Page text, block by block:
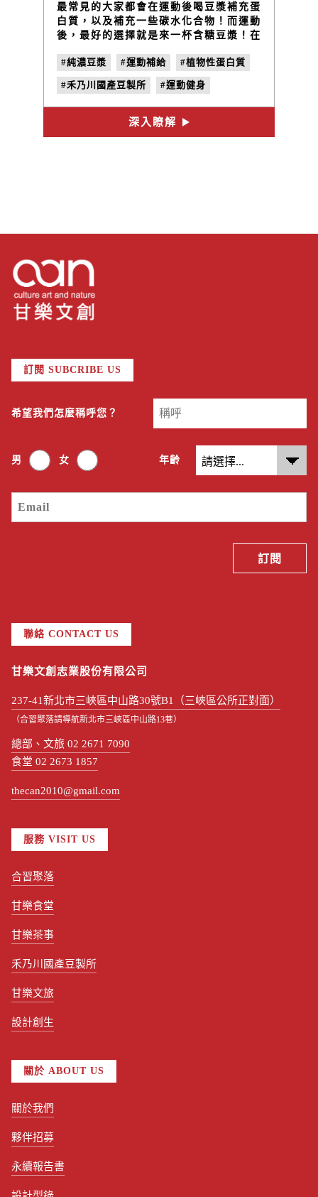
最常見的大家都會在運動後喝豆漿補充蛋
白質，以及補充一些碳水化合物！而運動
後，最好的選擇就是來一杯含糖豆漿！在
有2.6%以上的蛋白質含量，禾乃川的純
濃豆漿則有4.2％的蛋白質含量！可以在
健身運動後幫你補充滿滿的優質植物性蛋
白質與碳水化合物，同時又不會有過多的
#純濃豆漿 #運動補給 #植物性蛋白質
#禾乃川國產豆製所 #運動健身
#補充蛋白質 #補充碳水化合物
#蛋白質攝取
深入瞭解
訂閱 SUBCRIBE US
希望我們怎麼稱呼您？
男 女 年齡
聯絡 CONTACT US
甘樂文創志業股份有限公司
237-41新北市三峽區中山路30號B1（三峽區公所正對面）
（合習聚落請導航新北市三峽區中山路13巷）
總部、文旅 02 2671 7090
食堂 02 2673 1857
thecan2010@gmail.com
服務 VISIT US
合習聚落
甘樂食堂
甘樂茶事
禾乃川國產豆製所
甘樂文旅
設計創生
關於 ABOUT US
關於我們
夥伴招募
永續報告書